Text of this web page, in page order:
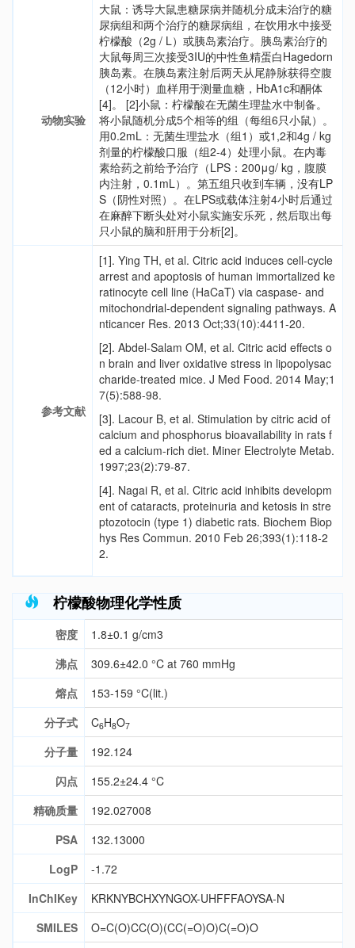
动物实验
大鼠：诱导大鼠患糖尿病并随机分成未治疗的糖
尿病组和两个治疗的糖尿病组，在饮用水中接受
柠檬酸（2g / L）或胰岛素治疗。胰岛素治疗的
大鼠每周三次接受3IU的中性鱼精蛋白Hagedorn
胰岛素。在胰岛素注射后两天从尾静脉获得空腹
（12小时）血样用于测量血糖，HbA1c和酮体
[4]。 [2]小鼠：柠檬酸在无菌生理盐水中制备。
将小鼠随机分成5个相等的组（每组6只小鼠）。
用0.2mL：无菌生理盐水（组1）或1,2和4g / kg
剂量的柠檬酸口服（组2-4）处理小鼠。在内毒
素给药之前给予治疗（LPS：200μg/ kg，腹膜
内注射，0.1mL）。第五组只收到车辆，没有LP
S（阴性对照）。在LPS或载体注射4小时后通过
在麻醉下断头处对小鼠实施安乐死，然后取出每
只小鼠的脑和肝用于分析[2]。
参考文献
[1]. Ying TH, et al. Citric acid induces cell-cycle
arrest and apoptosis of human immortalized ke
ratinocyte cell line (HaCaT) via caspase- and
mitochondrial-dependent signaling pathways. A
nticancer Res. 2013 Oct;33(10):4411-20.
[2]. Abdel-Salam OM, et al. Citric acid effects o
n brain and liver oxidative stress in lipopolysac
charide-treated mice. J Med Food. 2014 May;1
7(5):588-98.
[3]. Lacour B, et al. Stimulation by citric acid of
calcium and phosphorus bioavailability in rats f
ed a calcium-rich diet. Miner Electrolyte Metab.
1997;23(2):79-87.
[4]. Nagai R, et al. Citric acid inhibits developm
ent of cataracts, proteinuria and ketosis in stre
ptozotocin (type 1) diabetic rats. Biochem Biop
hys Res Commun. 2010 Feb 26;393(1):118-2
2.
柠檬酸物理化学性质
密度
1.8±0.1 g/cm3
沸点
309.6±42.0 °C at 760 mmHg
熔点
153-159 °C(lit.)
分子式
C6H8O7
分子量
192.124
闪点
155.2±24.4 °C
精确质量
192.027008
PSA
132.13000
LogP
-1.72
InChIKey
KRKNYBCHXYNGOX-UHFFFAOYSA-N
SMILES
O=C(O)CC(O)(CC(=O)O)C(=O)O